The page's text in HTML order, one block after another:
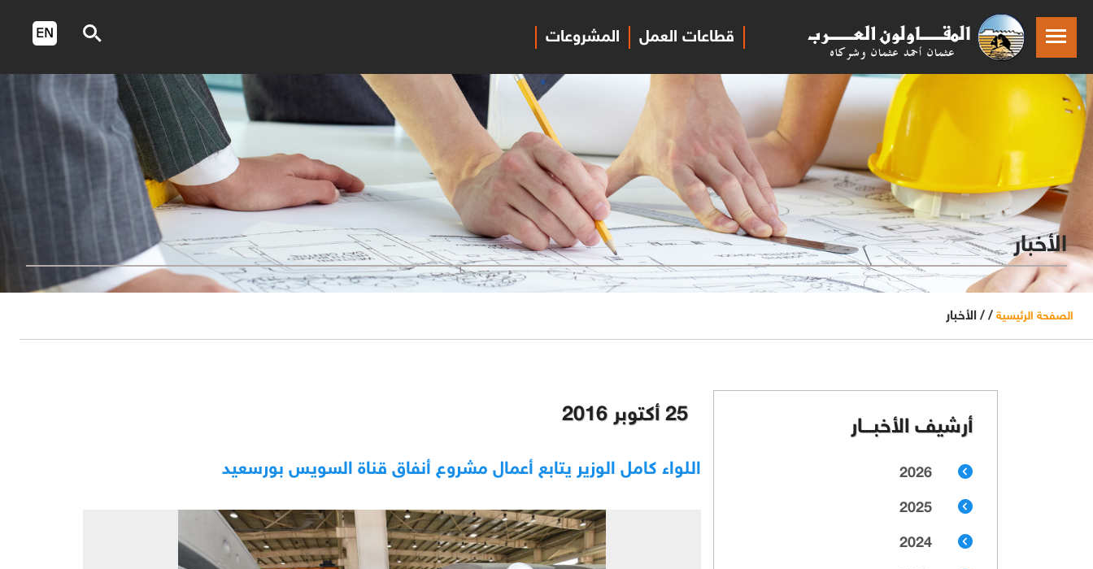
المشروعات قطاعات العمل
الأخبار
الصفحة الرئيسية / / الأخبار
25 أكتوبر 2016
اللواء كامل الوزير يتابع أعمال مشروع أنفاق قناة السويس بورسعيد
أرشيف الأخبـــار
2026
2025
2024